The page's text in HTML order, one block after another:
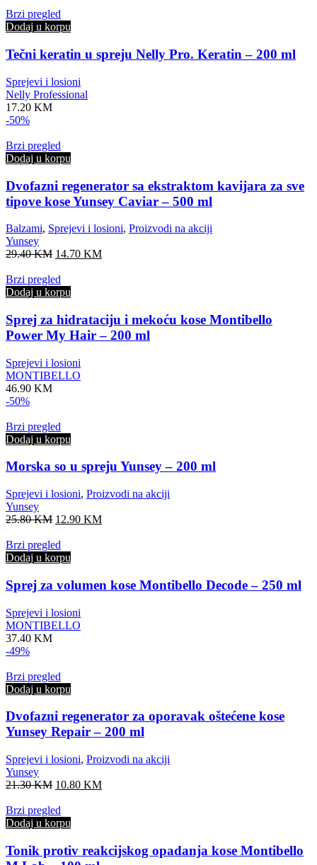
Brzi pregled
Dodaj u korpu
Tečni keratin u spreju Nelly Pro. Keratin – 200 ml
Sprejevi i losioni
Nelly Professional
17.20 KM
-50%
Brzi pregled
Dodaj u korpu
Dvofazni regenerator sa ekstraktom kavijara za sve
tipove kose Yunsey Caviar – 500 ml
Balzami, Sprejevi i losioni, Proizvodi na akciji
Yunsey
29.40KM Original
was:
29.40 KM.
14.70 KMCurrent
Brzi pregled
Dodaj u korpu
Sprej za hidrataciju i mekoću kose Montibello
Power My Hair – 200 ml
Sprejevi i losioni
MONTIBELLO
46.90 KM
-50%
Brzi pregled
Dodaj u korpu
Morska so u spreju Yunsey – 200 ml
Sprejevi i losioni, Proizvodi na akciji
Yunsey
25.80KM Original
was:
25.80 KM.
12.90 KMCurrent
Brzi pregled
Dodaj u korpu
Sprej za volumen kose Montibello Decode – 250 ml
Sprejevi i losioni
MONTIBELLO
37.40 KM
-49%
Brzi pregled
Dodaj u korpu
Dvofazni regenerator za oporavak oštećene kose
Yunsey Repair – 200 ml
Sprejevi i losioni, Proizvodi na akciji
Yunsey
21.30KM Original
was:
21.30 KM.
10.80 KMCurrent
Brzi pregled
Dodaj u korpu
Tonik protiv reakcijskog opadanja kose Montibello